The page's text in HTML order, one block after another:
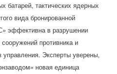
батарей, тактических ядерных
вида бронированной
эффективна в разрушении
противника и
управления. Эксперты уверены,
новая единица